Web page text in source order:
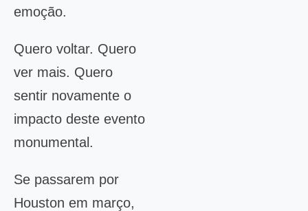
emoção.
Quero voltar. Quero
ver mais. Quero
sentir novamente o
impacto deste evento
monumental.
Se passarem por
Houston em março,